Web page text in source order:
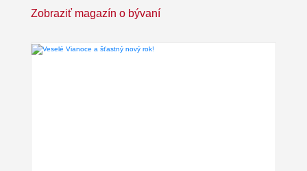
Zobraziť magazín o bývaní